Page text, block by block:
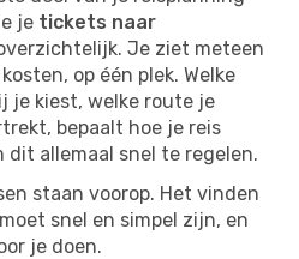
je tickets naar
Je ziet meteen
op één plek. Welke
je kiest, welke route je
bepaalt hoe je reis
dit allemaal snel te regelen.
staan voorop. Het vinden
snel en simpel zijn, en
je doen.